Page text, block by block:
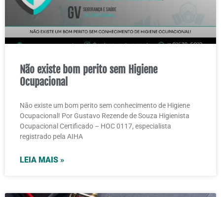
Não existe bom perito sem Higiene
Ocupacional
Não existe um bom perito sem conhecimento de Higiene
Ocupacional! Por Gustavo Rezende de Souza Higienista
Ocupacional Certificado – HOC 0117, especialista
registrado pela AIHA
LEIA MAIS »